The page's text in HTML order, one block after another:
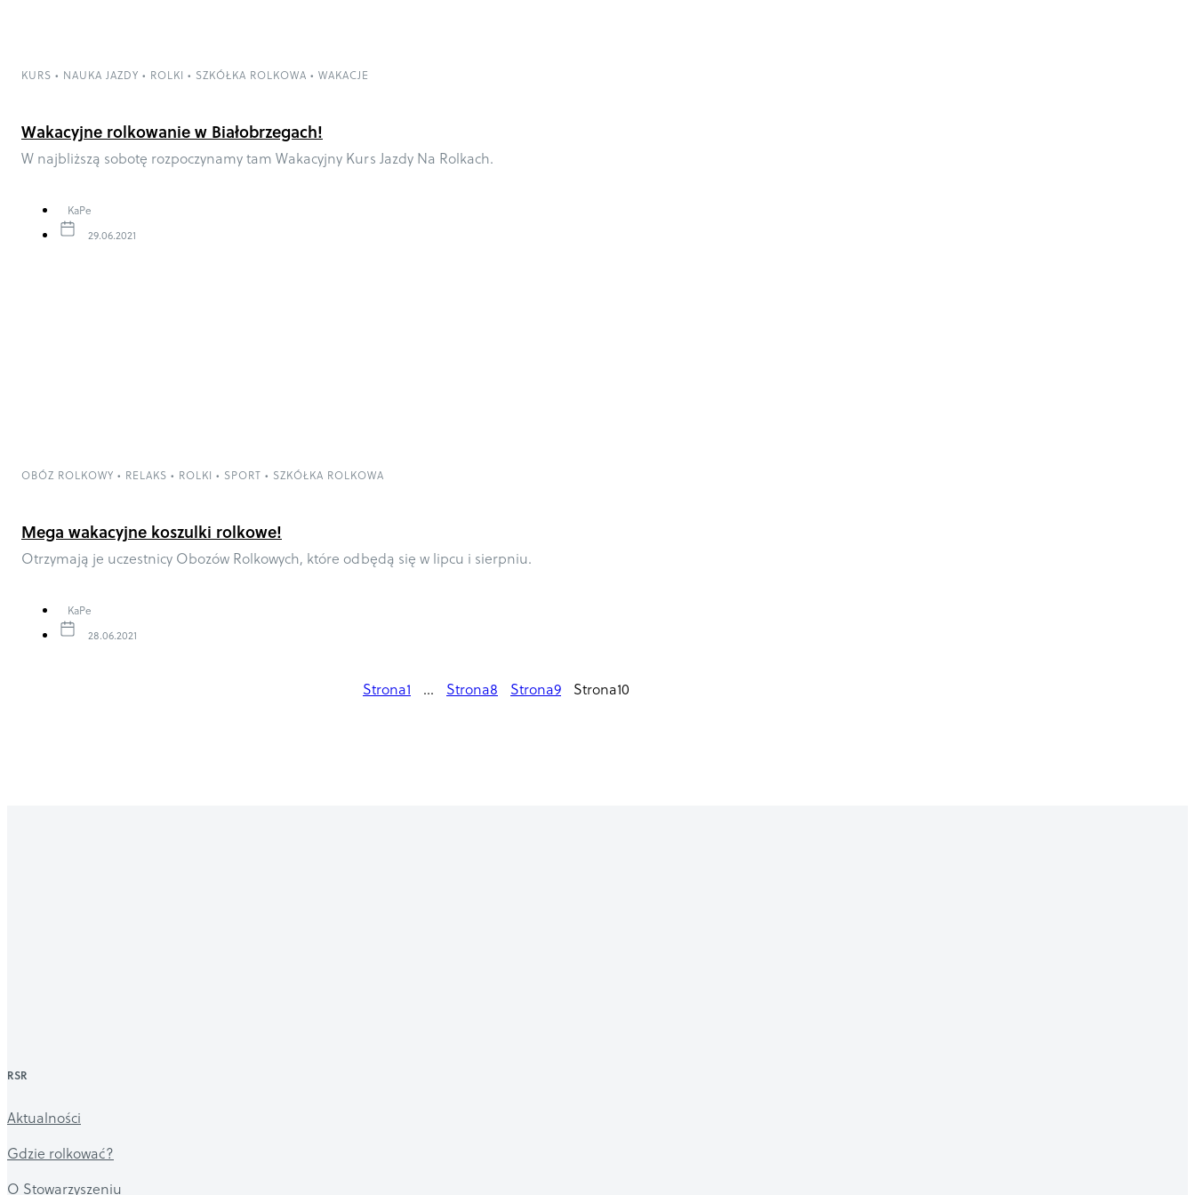
KURS • NAUKA JAZDY • ROLKI • SZKÓŁKA ROLKOWA • WAKACJE
Wakacyjne rolkowanie w Białobrzegach!
W najbliższą sobotę rozpoczynamy tam Wakacyjny Kurs Jazdy Na Rolkach.
KaPe
29.06.2021
OBÓZ ROLKOWY • RELAKS • ROLKI • SPORT • SZKÓŁKA ROLKOWA
Mega wakacyjne koszulki rolkowe!
Otrzymają je uczestnicy Obozów Rolkowych, które odbędą się w lipcu i sierpniu.
KaPe
28.06.2021
Strona1 … Strona8 Strona9 Strona10
RSR
Aktualności
Gdzie rolkować?
O Stowarzyszeniu